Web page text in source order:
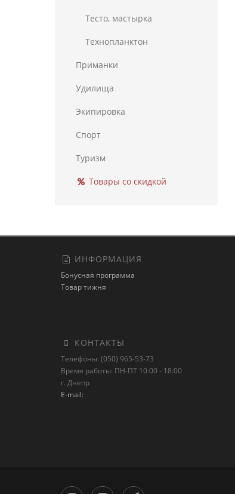
Тесто, мастырка
Технопланктон
Приманки
Удилища
Экипировка
Спорт
Туризм
Товары со скидкой
ИНФОРМАЦИЯ
Бонусная программа
Товар тижня
КОНТАКТЫ
Телефоны: (050) 965-53-73
Время работы: ПН-ПТ 10:00 - 18:00
г. Днепр
E-mail: